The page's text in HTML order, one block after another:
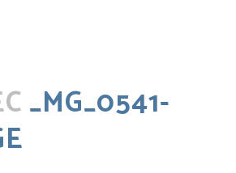
_MG_0541-